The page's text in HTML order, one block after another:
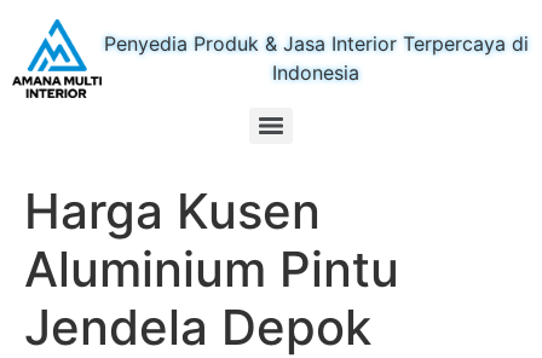
Penyedia Produk & Jasa Interior Terpercaya di
Indonesia
Harga Kusen
Aluminium Pintu
Jendela Depok